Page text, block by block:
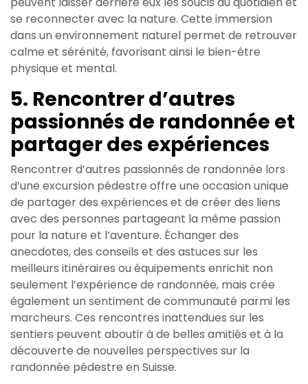
se reconnecter avec la nature. Cette immersion
dans un environnement naturel permet de retrouver
calme et sérénité, favorisant ainsi le bien-être
physique et mental.
5. Rencontrer d’autres
passionnés de randonnée et
partager des expériences
Rencontrer d’autres passionnés de randonnée lors
d’une excursion pédestre offre une occasion unique
de partager des expériences et de créer des liens
avec des personnes partageant la même passion
pour la nature et l’aventure. Échanger des
anecdotes, des conseils et des astuces sur les
meilleurs itinéraires ou équipements enrichit non
seulement l’expérience de randonnée, mais crée
également un sentiment de communauté parmi les
marcheurs. Ces rencontres inattendues sur les
sentiers peuvent aboutir à de belles amitiés et à la
découverte de nouvelles perspectives sur la
randonnée pédestre en Suisse.